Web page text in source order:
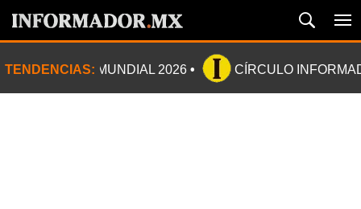
TENDENCIAS: MUNDIAL 2026 CÍRCULO